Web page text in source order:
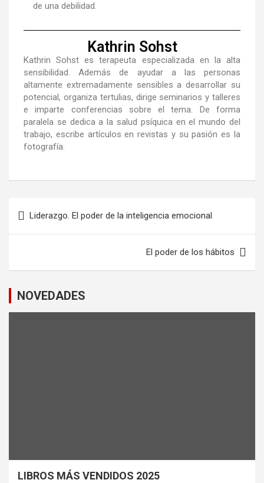
de una debilidad.
Kathrin Sohst
Kathrin Sohst es terapeuta especializada en la alta
sensibilidad. Además de ayudar a las personas
altamente extremadamente sensibles a desarrollar su
potencial, organiza tertulias, dirige seminarios y talleres
e imparte conferencias sobre el tema. De forma
paralela se dedica a la salud psíquica en el mundo del
trabajo, escribe artículos en revistas y su pasión es la
fotografía.
Liderazgo. El poder de la inteligencia emocional
El poder de los hábitos
NOVEDADES
LIBROS MÁS VENDIDOS 2025